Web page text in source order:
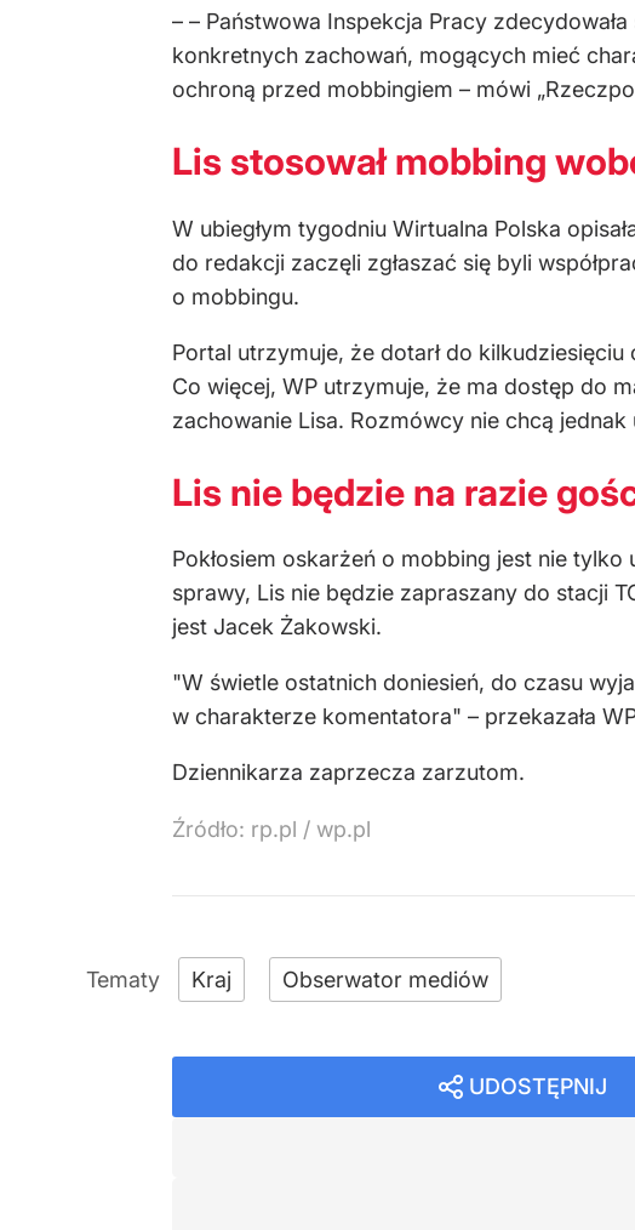
– – Państwowa Inspekcja Pracy
konkretnych zachowań, mogących mieć
ochroną przed mobbingiem – mówi
Lis stosował mobbing
W ubiegłym tygodniu Wirtualna Polska
do redakcji zaczęli zgłaszać się byli
o mobbingu.
Portal utrzymuje, że dotarł do
Co więcej, WP utrzymuje, że ma dostęp do
zachowanie Lisa. Rozmówcy nie chcą
Lis nie będzie na razie
Pokłosiem oskarżeń o mobbing jest nie
sprawy, Lis nie będzie zapraszany do stacji
jest Jacek Żakowski.
"W świetle ostatnich doniesień, do czasu
w charakterze komentatora" – przekazała
Dziennikarza zaprzecza zarzutom.
Źródło: rp.pl / wp.pl
Kraj Obserwator mediów
UDOSTĘPNIJ